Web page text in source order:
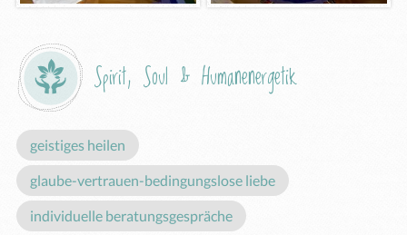
Spirit, Soul & Humanenergetik
geistiges heilen
glaube-vertrauen-bedingungslose liebe
individuelle beratungsgespräche